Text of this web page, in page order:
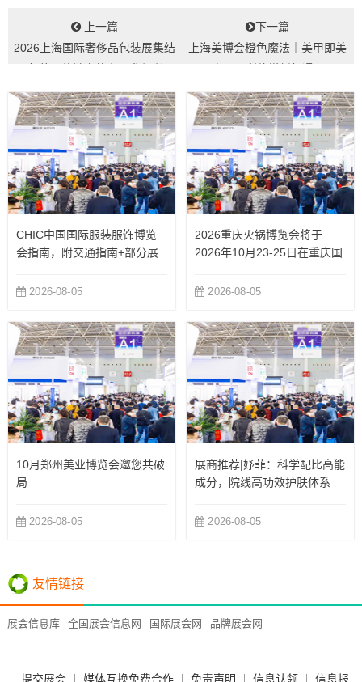
上一篇
2026上海国际奢侈品包装展集结
下一篇
上海美博会橙色魔法｜美甲即美
CHIC中国国际服装服饰博览
会指南，附交通指南+部分展
2026-08-05
2026重庆火锅博览会将于
2026年10月23-25日在重庆国
2026-08-05
10月郑州美业博览会邀您共破
局
2026-08-05
展商推荐|妤菲：科学配比高能
成分，院线高功效护肤体系
2026-08-05
友情链接
展会信息库 全国展会信息网 国际展会网 品牌展会网
提交展会 媒体互换免费合作 免责声明 信息认领 信息报